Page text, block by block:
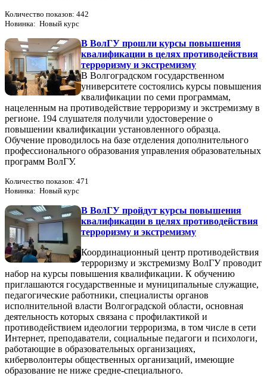
Количество показов: 442
Новинка: Новый курс
В ВолГУ прошли курсы повышения
квалификации в целях противодействия
терроризму и экстремизму
В Волгоградском государственном
университете состоялись курсы повышения
квалификации по семи программам,
нацеленным на противодействие терроризму и экстремизму в
регионе. 194 слушателя получили удостоверение о
повышении квалификации установленного образца.
Обучение проводилось на базе отделения дополнительного
профессионального образования управления образовательных
программ ВолГУ.
Количество показов: 471
Новинка: Новый курс
В ВолГУ пройдут курсы повышения
квалификации в целях противодействия
терроризму и экстремизму
Координационный центр противодействия
терроризму и экстремизму ВолГУ проводит
набор на курсы повышения квалификации. К обучению
приглашаются государственные и муниципальные служащие,
педагогические работники, специалисты органов
исполнительной власти Волгоградской области, основная
деятельность которых связана с профилактикой и
противодействием идеологии терроризма, в том числе в сети
Интернет, преподаватели, социальные педагоги и психологи,
работающие в образовательных организациях,
киберволонтеры общественных организаций, имеющие
образование не ниже средне-специального.